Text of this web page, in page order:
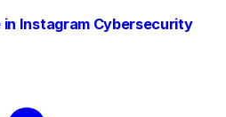
Instagram Cybersecurity